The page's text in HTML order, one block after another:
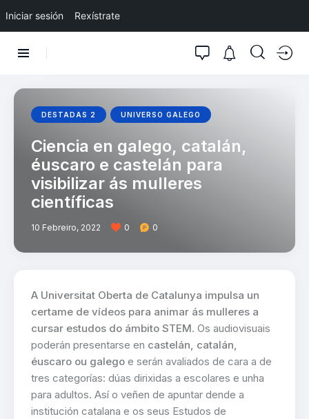
Iniciar sesión Rexístrate
DESTADAS 2 UNIVERSO GALEGO
Ciencia en galego, catalán,
éuscaro e castelán para
visibilizar ás mulleres
científicas
10 Febreiro, 2022 0 0
A Universitat Oberta de Catalunya impulsa un
certame de vídeos para animar ás mulleres a
cursar estudos do ámbito STEM. Os audiovisuais
poderán presentarse en castelán, catalán,
éuscaro ou galego e serán avaliados de cara a de
tres categorías: dúas dirixidas a escolares e unha
para adultos. Así o veñen de apuntar dende a
institución catalana e os seus Estudos de